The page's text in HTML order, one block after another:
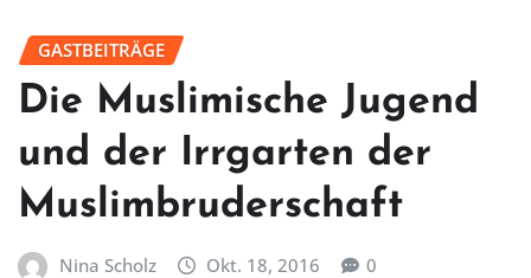
GASTBEITRÄGE
Die Muslimische Jugend
und der Irrgarten der
Muslimbruderschaft
Nina Scholz Okt. 18, 2016 0